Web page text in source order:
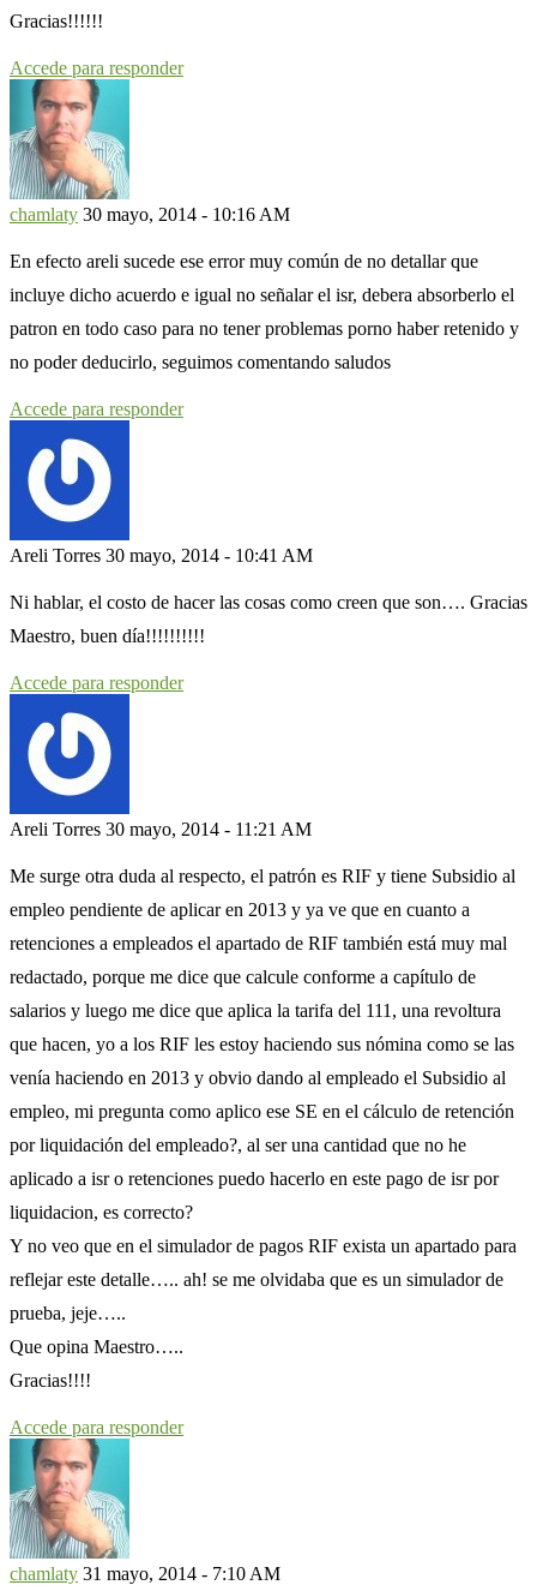
Gracias!!!!!!
Accede para responder
chamlaty 30 mayo, 2014 - 10:16 AM
En efecto areli sucede ese error muy común de no detallar que
incluye dicho acuerdo e igual no señalar el isr, debera absorberlo el
patron en todo caso para no tener problemas porno haber retenido y
no poder deducirlo, seguimos comentando saludos
Accede para responder
Areli Torres 30 mayo, 2014 - 10:41 AM
Ni hablar, el costo de hacer las cosas como creen que son…. Gracias
Maestro, buen día!!!!!!!!!!
Accede para responder
Areli Torres 30 mayo, 2014 - 11:21 AM
Me surge otra duda al respecto, el patrón es RIF y tiene Subsidio al
empleo pendiente de aplicar en 2013 y ya ve que en cuanto a
retenciones a empleados el apartado de RIF también está muy mal
redactado, porque me dice que calcule conforme a capítulo de
salarios y luego me dice que aplica la tarifa del 111, una revoltura
que hacen, yo a los RIF les estoy haciendo sus nómina como se las
venía haciendo en 2013 y obvio dando al empleado el Subsidio al
empleo, mi pregunta como aplico ese SE en el cálculo de retención
por liquidación del empleado?, al ser una cantidad que no he
aplicado a isr o retenciones puedo hacerlo en este pago de isr por
liquidacion, es correcto?
Y no veo que en el simulador de pagos RIF exista un apartado para
reflejar este detalle….. ah! se me olvidaba que es un simulador de
prueba, jeje…..
Que opina Maestro…..
Gracias!!!!
Accede para responder
chamlaty 31 mayo, 2014 - 7:10 AM